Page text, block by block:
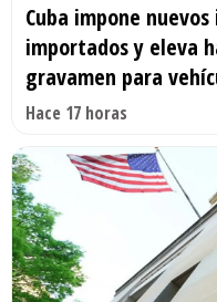
Cuba impone
importados y eleva
gravamen para
Hace 17 horas